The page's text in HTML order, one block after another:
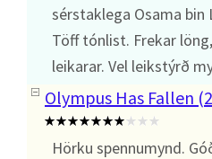
sérstaklega Osama
Töff tónlist. Frekar
leikarar. Vel leikstýrð
Olympus Has Fallen
Hörku spennumynd.